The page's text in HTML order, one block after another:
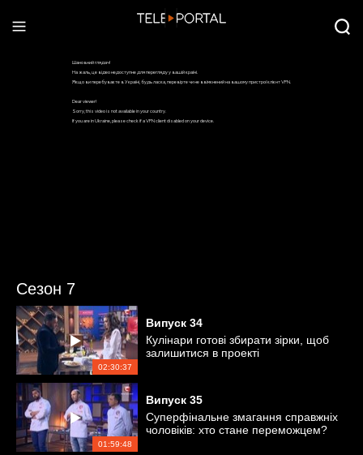
Сезон 7
02:30:37
Випуск 34
Кулінари готові збирати зірки, щоб
залишитися в проекті
01:59:48
Випуск 35
Суперфінальне змагання справжніх
чоловіків: хто стане переможцем?